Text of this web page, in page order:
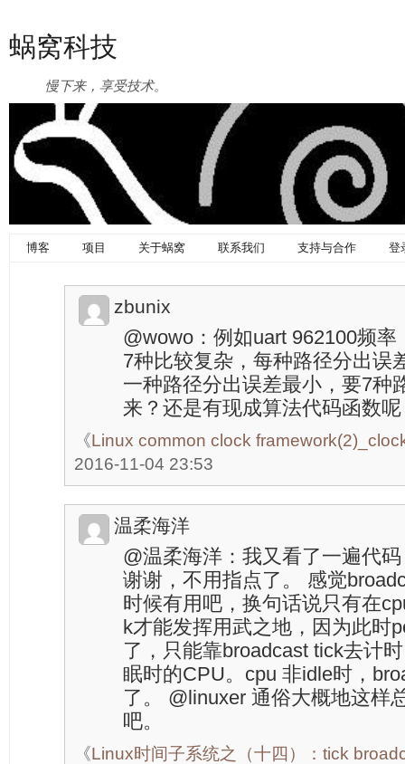
蜗窝科技
慢下来，享受技术。
博客 项目 关于蜗窝 联系我们 支持与合作 登
zbunix
@wowo：例如uart 962100频
7种比较复杂，每种路径分出误
一种路径分出误差最小，要7种
来？还是有现成算法代码函数
《Linux common clock
2016-11-04 23:53
温柔海洋
@温柔海洋：我又看了一遍代
谢谢，不用指点了。 感觉
时候有用吧，换句话说只有在
k才能发挥用武之地，因为此时
了，只能靠broadcast tick去计
眠时的CPU。cpu 非idle时，
了。 @linuxer 通俗大概地这样
吧。
《Linux时间子系统之（十四）：tick